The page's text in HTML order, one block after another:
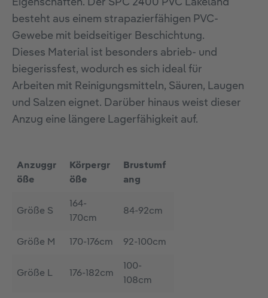
Eigenschaften. Der SPC 2400 PVC Lakeland
besteht aus einem strapazierfähigen PVC-
Gewebe mit beidseitiger Beschichtung.
Dieses Material ist besonders abrieb- und
biegerissfest, wodurch es sich ideal für
Arbeiten mit Reinigungsmitteln, Säuren, Laugen
und Salzen eignet. Darüber hinaus weist dieser
Anzug eine längere Lagerfähigkeit auf.
Anzuggr
öße
Körpergr
öße
Brustumf
ang
Größe S
164-
170cm
84-92cm
Größe M 170-176cm 92-100cm
Größe L 176-182cm
100-
108cm